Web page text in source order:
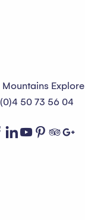
Mountains Explore
50 73 56 04